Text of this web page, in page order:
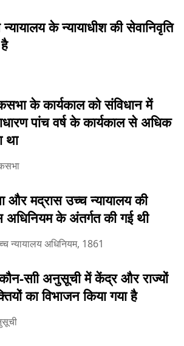
के न्यायाधीश की सेवानिवृति
के कार्यकाल को संविधान में
पांच वर्ष के कार्यकाल से अधिक
था
और मद्रास उच्च न्यायालय की
अधिनियम के अंतर्गत की गई थी
न्यायालय अधिनियम, 1861
साी अनुसूची में केंद्र और राज्यों
का विभाजन किया गया है